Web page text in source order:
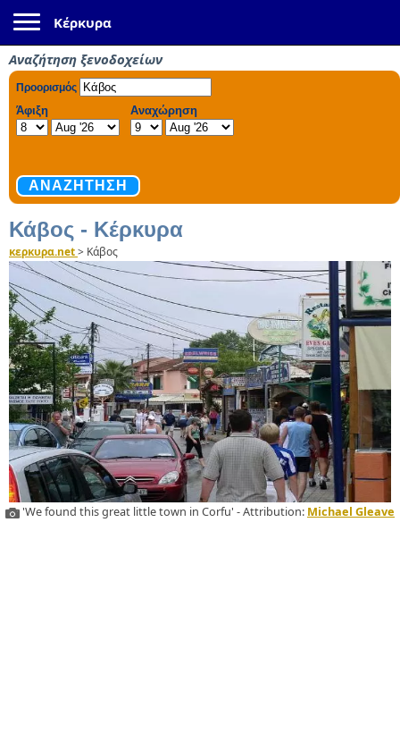
Κέρκυρα
Αναζήτηση ξενοδοχείων
Κάβος - Κέρκυρα
κερκυρα.net> Κάβος
'We found this great little town in Corfu' - Attribution: Michael Gleave